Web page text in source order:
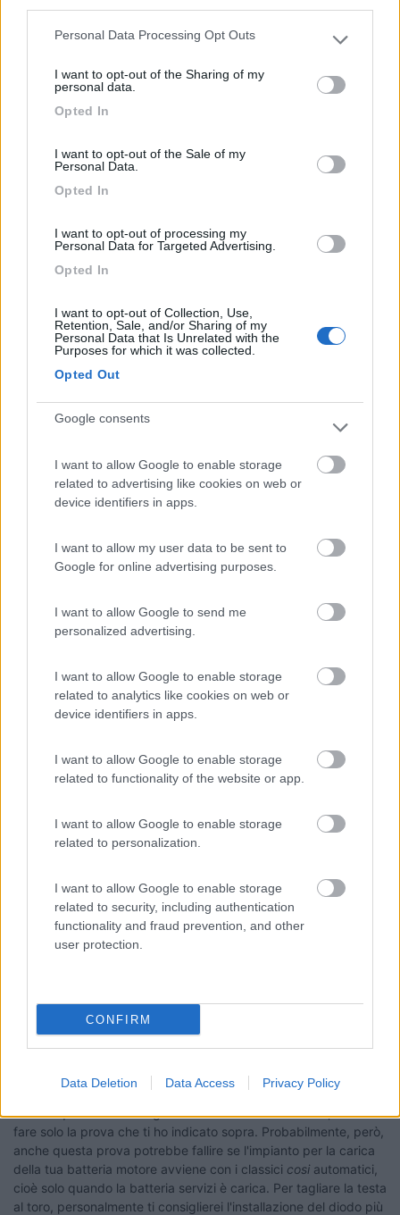
Please note that this website/app uses one or more Google
not limited to your visit or usage behaviour. You may click to
use your data for below specified purposes in below Google
Personal Data Processing Opt Outs
I want to opt-out of the Sharing of my
personal data.
Opted In
I want to opt-out of the Sale of my
Personal Data.
Opted In
I want to opt-out of processing my
Personal Data for Targeted Advertising.
Opted In
I want to opt-out of Collection, Use,
Retention, Sale, and/or Sharing of my
Personal Data that Is Unrelated with the
Purposes for which it was collected.
Opted Out
Google consents
I want to allow Google to enable storage
related to advertising like cookies on web or
device identifiers in apps.
I want to allow my user data to be sent to
Google for online advertising purposes.
I want to allow Google to send me
personalized advertising.
I want to allow Google to enable storage
related to analytics like cookies on web or
device identifiers in apps.
I want to allow Google to enable storage
related to functionality of the website or app.
I want to allow Google to enable storage
related to personalization.
I want to allow Google to enable storage
related to security, including authentication
functionality and fraud prevention, and other
user protection.
CONFIRM
Data Deletion Data Access Privacy Policy
nicolanegri
Buona giornata a tutti
Giovanni
13573
In risposta al messaggio dimtfsap1del06/04/2018 12:36:31
Se non vuoi avere problemi di nessun tipo dovresti comprarti un
regolatore per il pannello solare che carica anche la batteria del motore.
Io lo preso a 40 € su ebay e ti togli le paure di rimanere a piedi.
regolatore per il pannello solare che carica anche la batteria del
motore. Io lo preso a 40 € su ebay e ti togli le paure di rimanere
a piedi.
Forse m'è sfuggito ma ad occhio sembra che nicolanegri,
proponente la discussione, non abbia mai parlato d'avere il
potrebbe trovarsi la batteria motore scarica a meno che non
abiti in Sicilia od Andalusia che, comunque, quest'anno è
Giovanni
nicolanegri
342
Salve, ho il pannello fotovoltaico, ma la mia domanda era riferita
quando sono allacciato alla corrente 220
Giovanni
Salve, ho il pannello fotovoltaico, ma la mia domanda era riferita a
se il tuo impianto carica anche la batteria
motore quando sei collegato alla rete elettrica esterna, hai da
fare solo la prova che ti ho indicato sopra. Probabilmente, però,
anche questa prova potrebbe fallire se l'impianto per la carica
della tua batteria motore avviene con i classici cosi automatici,
cioè solo quando la batteria servizi è carica. Per tagliare la testa
al toro, personalmente ti consiglierei l'installazione del diodo più